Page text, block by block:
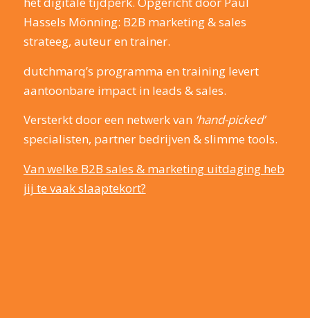
Hassels Mönning: B2B marketing & sales
strateeg, auteur en trainer.
dutchmarq’s programma en training levert
aantoonbare impact in leads & sales.
Versterkt door een netwerk van ‘hand-picked’
specialisten, partner bedrijven & slimme tools.
Van welke B2B sales & marketing uitdaging heb
jij te vaak slaaptekort?